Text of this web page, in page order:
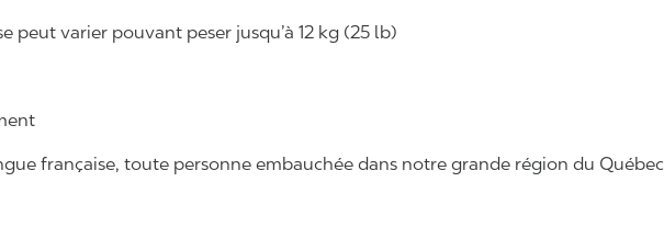
peut varier pouvant peser jusqu’à 12 kg (25 lb)
française, toute personne embauchée dans notre grande région du Québec